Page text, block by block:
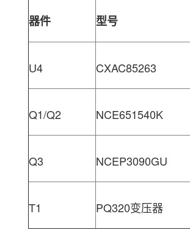
器件 型号
U4 CXAC85263
Q1/Q2 NCE651540K
Q3 NCEP3090GU
T1 PQ320变压器